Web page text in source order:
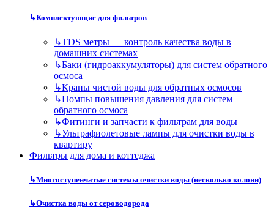
↳Комплектующие для фильтров
↳TDS метры — контроль качества воды в
домашних системах
↳Баки (гидроаккумуляторы) для систем обратного
осмоса
↳Краны чистой воды для обратных осмосов
↳Помпы повышения давления для систем
обратного осмоса
↳Фитинги и запчасти к фильтрам для воды
↳Ультрафиолетовые лампы для очистки воды в
квартиру
Фильтры для дома и коттеджа
↳Многоступенчатые системы очистки воды (несколько колонн)
↳Очистка воды от сероводорода